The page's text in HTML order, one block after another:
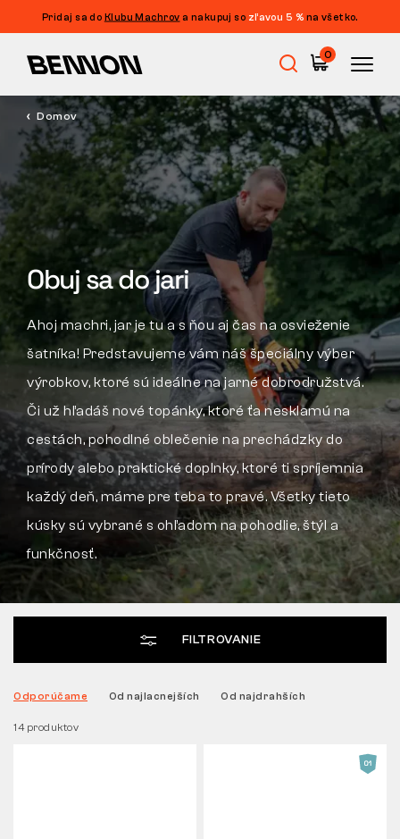
Pridaj sa do Klubu Machrov a nakupuj so zľavou 5 % na všetko.
0
Výpredaj
Pracovná obuv
Barefoot
Outdoor
Voľnočasová obuv
Tactical
Oblečenie
VŠETKO O NÁKUPE
O NÁS
LABORATÓRIUM BENNON
Domov
Obuj sa do jari
Ahoj machri, jar je tu a s ňou aj čas na osvieženie
šatníka! Predstavujeme vám náš špeciálny výber
výrobkov, ktoré sú ideálne na jarné dobrodružstvá.
Či už hľadáš nové topánky, ktoré ťa nesklamú na
cestách, pohodlné oblečenie na prechádzky do
prírody alebo praktické doplnky, ktoré ti spríjemnia
každý deň, máme pre teba to pravé. Všetky tieto
kúsky sú vybrané s ohľadom na pohodlie, štýl a
funkčnosť.
FILTROVANIE
Filtrácia
CENA
VEĽKOSŤ
FARBA
PIKTOGRAM
NORMA
STRIH
FILTROVAŤ
ZMAZAŤ FILTRE
14 produktov
Odporúčame Od najlacnejších Od najdrahších